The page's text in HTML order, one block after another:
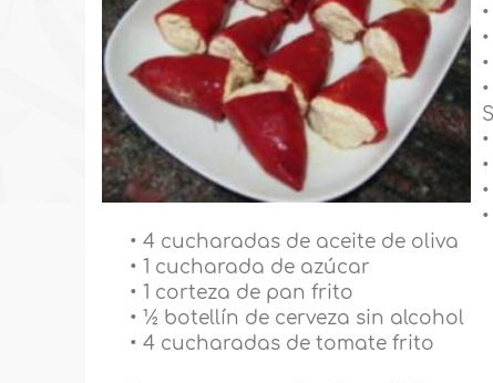
• 4 cucharadas de aceite de oliva
• 1 cucharada de azúcar
• 1 corteza de pan frito
• ½ botellín de cerveza sin alcohol
• 4 cucharadas de tomate frito